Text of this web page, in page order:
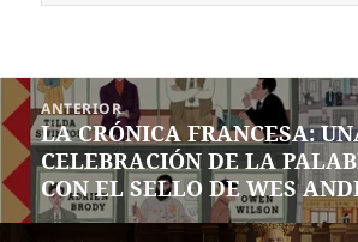
Navegación
de
entradas
ANTERIOR
Entrada
anterior:
LA CRÓNICA FRANCESA:
CELEBRACIÓN DE LA
CON EL SELLO DE WES